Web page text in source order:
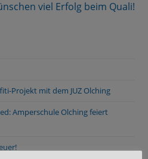
viel Erfolg beim Quali!
Projekt mit dem JUZ Olching
Amperschule Olching feiert